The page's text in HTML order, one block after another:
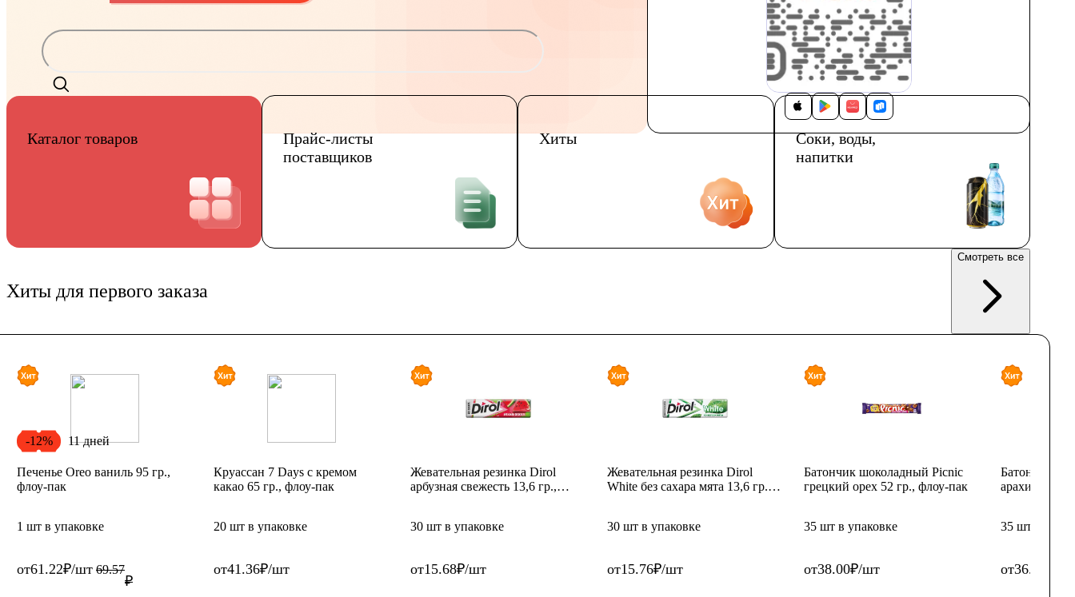
Каталог товаров
Прайс-листы
поставщиков
Хиты
Соки, воды,
напитки
Хиты для первого заказа
Смотреть все
11 дней
-12%
Печенье Oreo ваниль 95 гр.,
флоу-пак
1 шт в упаковке
от61.22₽/шт 69.57
₽
Круассан 7 Days с кремом
какао 65 гр., флоу-пак
20 шт в упаковке
от41.36₽/шт
Жевательная резинка Dirol
арбузная свежесть 13,6 гр.,
30 шт в упаковке
от15.68₽/шт
Жевательная резинка Dirol
White без сахара мята 13,6 гр.,
30 шт в упаковке
от15.76₽/шт
Батончик шоколадный Picnic
грецкий орех 52 гр., флоу-пак
35 шт в упаковке
от38.00₽/шт
Батончик
арахисом и
35 шт в
от36.98